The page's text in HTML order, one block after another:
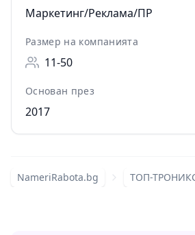
Маркетинг/Реклама/ПР
Размер на компанията
11-50
Основан през
2017
NameriRabota.bg ТОП-